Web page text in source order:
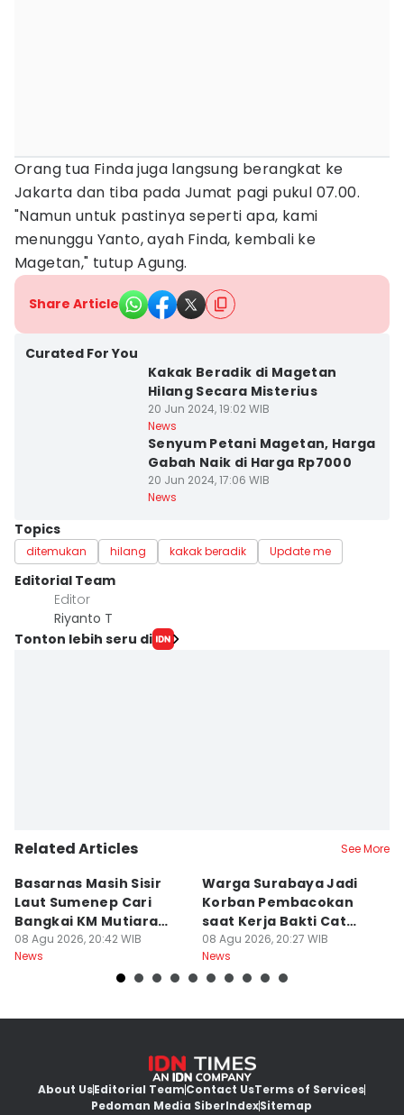
Orang tua Finda juga langsung berangkat ke
Jakarta dan tiba pada Jumat pagi pukul 07.00.
"Namun untuk pastinya seperti apa, kami
menunggu Yanto, ayah Finda, kembali ke
Magetan," tutup Agung.
Share Article
Curated For You
Kakak Beradik di Magetan
Hilang Secara Misterius
20 Jun 2024, 19:02 WIB
News
Senyum Petani Magetan, Harga
Gabah Naik di Harga Rp7000
20 Jun 2024, 17:06 WIB
News
Topics
ditemukan hilang kakak beradik Update me
Editorial Team
Editor
Riyanto T
Tonton lebih seru di
Related Articles See More
Basarnas Masih Sisir
Laut Sumenep Cari
Bangkai KM Mutiara
Sentosa II
08 Agu 2026, 20:42 WIB
News
Warga Surabaya Jadi
Korban Pembacokan
saat Kerja Bakti Cat
Gapura
08 Agu 2026, 20:27 WIB
News
About UsEditorial TeamContact UsTerms of Services
Pedoman Media SiberIndexSitemap